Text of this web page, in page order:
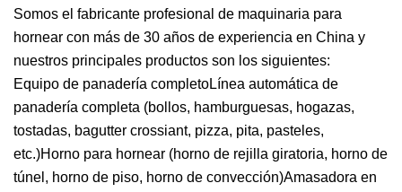
Somos el fabricante profesional de maquinaria para
hornear con más de 30 años de experiencia en China y
nuestros principales productos son los siguientes:
Equipo de panadería completoLínea automática de
panadería completa (bollos, hamburguesas, hogazas,
tostadas, bagutter crossiant, pizza, pita, pasteles,
etc.)Horno para hornear (horno de rejilla giratoria, horno de
túnel, horno de piso, horno de convección)Amasadora en